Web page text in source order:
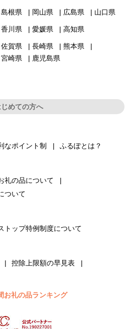
島根県 岡山県 広島県 山口県
香川県 愛媛県 高知県
佐賀県 長崎県
熊本県
宮崎県 鹿児島県
じめての方へ
なポイント制 ふるぽとは？
礼の品について
ついて
トップ特例制度について
控除上限額の早見表
お礼の品ランキング